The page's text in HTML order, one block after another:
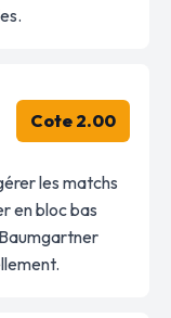
Cote 2.00
les matchs
en bloc bas